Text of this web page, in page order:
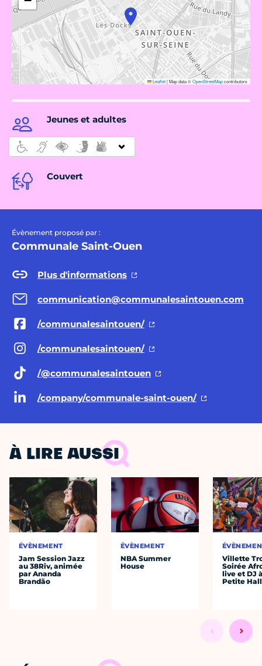
Leaflet|Map data ©OpenStreetMapcontributors
Jeunes et adultes
Couvert
Évènement proposé par :
Communale Saint-Ouen
Plus d'informations
communication@communalesaintouen.com
/communalesaintouen/
/communalesaintouen/
/@communalesaintouen
/company/communale-saint-ouen/
À LIRE AUSSI
ÉVÈNEMENT
Jam Session Jazz
au 38Riv, animée
par Ananda
Brandão
ÉVÈNEMENT
NBA Summer
House
Villette
Soirée
live et DJ
Petite